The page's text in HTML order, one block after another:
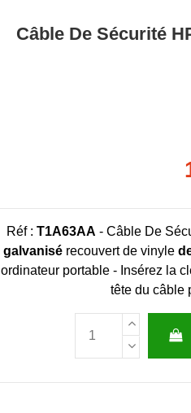
Câble De Sécurité
Réf : T1A63AA -Câble De
galvanisé recouvert de vinyle
ordinateur portable - Insérez la
tête du câble